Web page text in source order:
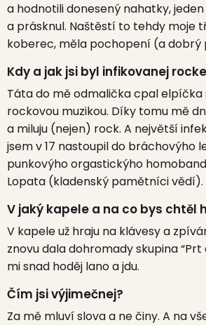
a hodnotili donesený nahatky,
a prásknul. Naštěstí to tehdy moje
koberec, měla pochopení (a dobrý
Kdy a jak jsi byl infikovanej
Táta do mě odmalička cpal elpíčka
rockovou muzikou. Díky tomu mě
a miluju (nejen) rock. A největší
jsem v 17 nastoupil do bráchovýho
punkovýho orgastickýho
Lopata (kladenský pamětníci vědí).
V jaký kapele a na co bys chtěl
V kapele už hraju na klávesy a
znovu dala dohromady skupina “Prt
mi snad hoděj lano a jdu.
Čím jsi výjimečnej?
Za mě mluví slova a ne činy. A na